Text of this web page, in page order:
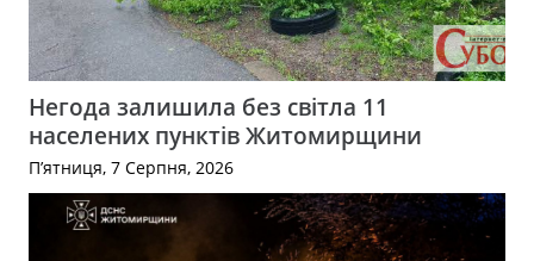
Негода залишила без світла 11
населених пунктів Житомирщини
П’ятниця, 7 Серпня, 2026